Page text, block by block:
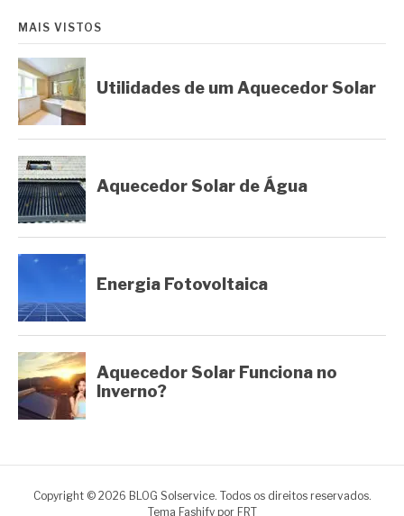
MAIS VISTOS
Copyright © 2026 BLOG Solservice. Todos os direitos reservados.
Tema Fashify por FRT